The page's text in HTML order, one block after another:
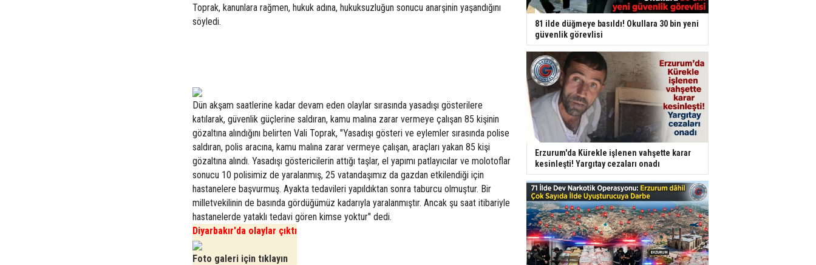
Toprak, kanunlara rağmen, hukuk adına, hukuksuzluğun sonucu anarşinin yaşandığını
söyledi.
Dün akşam saatlerine kadar devam eden olaylar sırasında yasadışı gösterilere
katılarak, güvenlik güçlerine saldıran, kamu malına zarar vermeye çalışan 85 kişinin
gözaltına alındığını belirten Vali Toprak, "Yasadışı gösteri ve eylemler sırasında polise
saldıran, polis aracına, kamu malına zarar vermeye çalışan, araçları yakan 85 kişi
gözaltına alındı. Yasadışı göstericilerin attığı taşlar, el yapımı patlayıcılar ve molotoflar
sonucu 10 polisimiz de yaralanmış, 25 vatandaşımız da gazdan etkilendiği için
hastanelere başvurmuş. Ayakta tedavileri yapıldıktan sonra taburcu olmuştur. Bir
milletvekilinin de basında gördüğümüz kadarıyla yaralanmıştır. Ancak şu saat itibariyle
hastanelerde yataklı tedavi gören kimse yoktur" dedi.
Diyarbakır'da olaylar çıktı
Foto galeri için tıklayın
81 ilde düğmeye basıldı! Okullara 30 bin yeni
güvenlik görevlisi
Erzurum'da Kürekle işlenen vahşette karar
kesinleşti! Yargıtay cezaları onadı